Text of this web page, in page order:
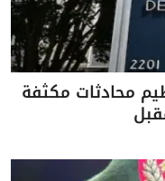
محادثات مكثفة